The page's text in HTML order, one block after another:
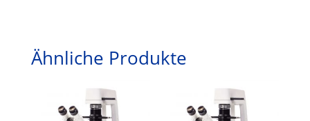
Ähnliche Produkte